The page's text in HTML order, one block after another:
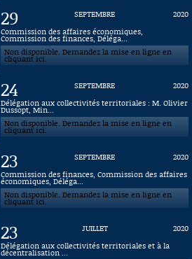
29 SEPTEMBRE
2020
Commission des affaires économiques,
Commission des finances, Déléga...
Non disponible. Demandez la mise en ligne en
cliquant ici.
24 SEPTEMBRE
2020
Délégation aux collectivités territoriales : M. Olivier
Dussopt, Min...
Non disponible. Demandez la mise en ligne en
cliquant ici.
23 SEPTEMBRE
2020
Commission des finances, Commission des affaires
économiques, Déléga...
Non disponible. Demandez la mise en ligne en
cliquant ici.
23 JUILLET
2020
Délégation aux collectivités territoriales et à la
décentralisation ...